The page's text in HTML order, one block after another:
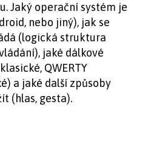
Jaký operační systém je
nebo jiný), jak se
(logická struktura
jaké dálkové
QWERTY
a jaké další způsoby
(hlas, gesta).